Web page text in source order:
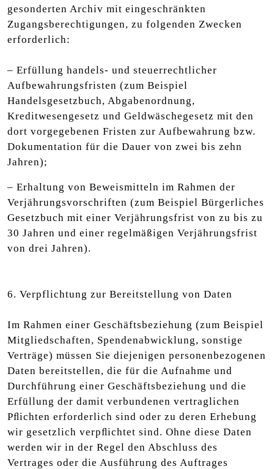
gesonderten Archiv mit eingeschränkten
Zugangsberechtigungen, zu folgenden Zwecken
erforderlich:
– Erfüllung handels- und steuerrechtlicher
Aufbewahrungsfristen (zum Beispiel
Handelsgesetzbuch, Abgabenordnung,
Kreditwesengesetz und Geldwäschegesetz mit den
dort vorgegebenen Fristen zur Aufbewahrung bzw.
Dokumentation für die Dauer von zwei bis zehn
Jahren);
– Erhaltung von Beweismitteln im Rahmen der
Verjährungsvorschriften (zum Beispiel Bürgerliches
Gesetzbuch mit einer Verjährungsfrist von zu bis zu
30 Jahren und einer regelmäßigen Verjährungsfrist
von drei Jahren).
6. Verpflichtung zur Bereitstellung von Daten
Im Rahmen einer Geschäftsbeziehung (zum Beispiel
Mitgliedschaften, Spendenabwicklung, sonstige
Verträge) müssen Sie diejenigen personenbezogenen
Daten bereitstellen, die für die Aufnahme und
Durchführung einer Geschäftsbeziehung und die
Erfüllung der damit verbundenen vertraglichen
Pﬂichten erforderlich sind oder zu deren Erhebung
wir gesetzlich verpﬂichtet sind. Ohne diese Daten
werden wir in der Regel den Abschluss des
Vertrages oder die Ausführung des Auftrages